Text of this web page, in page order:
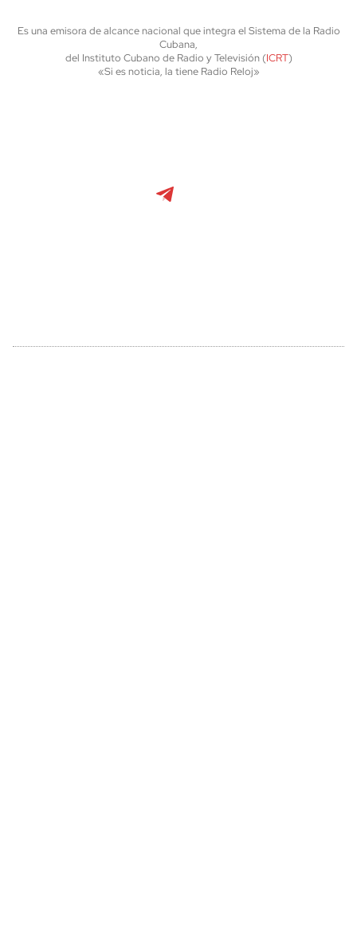
Es una emisora de alcance nacional que integra el Sistema de la Radio
Cubana,
del Instituto Cubano de Radio y Televisión (ICRT)
«Si es noticia, la tiene Radio Reloj»